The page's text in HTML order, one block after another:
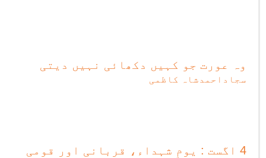
وہ عورت جو کہیں دکھائی نہیں دیتی
سجاداحمدشاہ کاظمی
4 اگست : یومِ شہداء، قربانی اور قومی